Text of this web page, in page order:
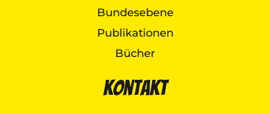
Bundesebene
Publikationen
Bücher
Kontakt